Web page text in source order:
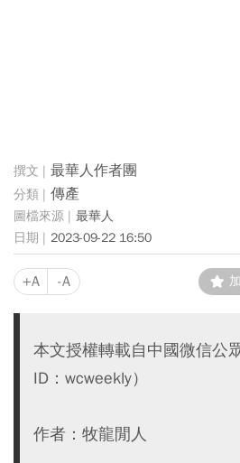
最華人作者團
傳產
最華人
2023-09-22 16:50
+A -A
本文授權轉載自中國微信公
ID：wcweekly）
作者：牧龍閒人